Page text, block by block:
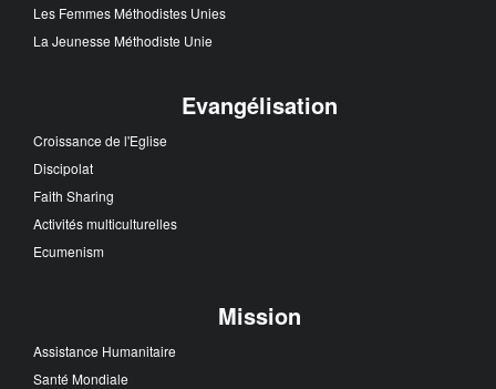
Les Femmes Méthodistes Unies
La Jeunesse Méthodiste Unie
Evangélisation
Croissance de l'Eglise
Discipolat
Faith Sharing
Activités multiculturelles
Ecumenism
Mission
Assistance Humanitaire
Santé Mondiale